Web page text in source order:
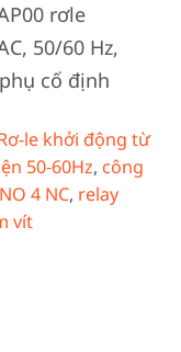
rơle
50/60 Hz,
cố định
le khởi động từ
50-60Hz, công
4 NC, relay
vít